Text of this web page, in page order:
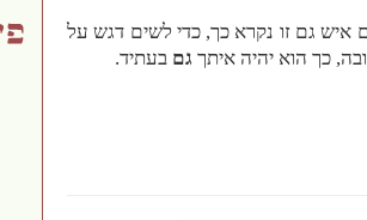
איש גם זו נקרא כך, כדי לשים דגש על
כך הוא יהיה איתך גם בעתיד.